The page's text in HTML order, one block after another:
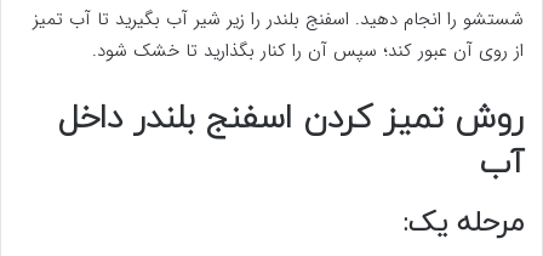
شستشو را انجام دهید. اسفنج بلندر را زیر شیر آب بگیرید تا آب تمیز
از روی آن عبور کند؛ سپس آن را کنار بگذارید تا خشک شود.
روش تمیز کردن اسفنج بلندر داخل
آب
مرحله یک: